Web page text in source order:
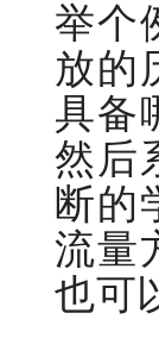
举个
放的
具备
然后
断的
流量
也可